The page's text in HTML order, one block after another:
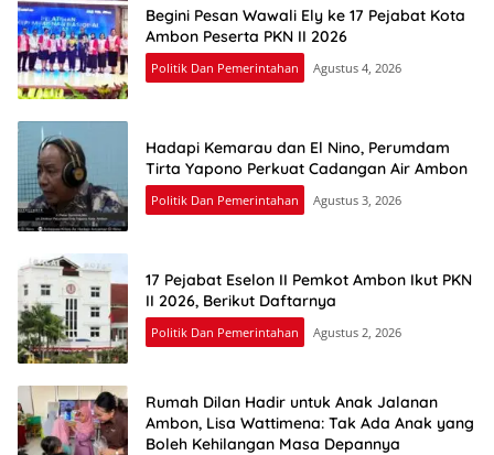
Begini Pesan Wawali Ely ke 17 Pejabat Kota
Ambon Peserta PKN II 2026
Politik Dan Pemerintahan Agustus 4, 2026
Hadapi Kemarau dan El Nino, Perumdam
Tirta Yapono Perkuat Cadangan Air Ambon
Politik Dan Pemerintahan Agustus 3, 2026
17 Pejabat Eselon II Pemkot Ambon Ikut PKN
II 2026, Berikut Daftarnya
Politik Dan Pemerintahan Agustus 2, 2026
Rumah Dilan Hadir untuk Anak Jalanan
Ambon, Lisa Wattimena: Tak Ada Anak yang
Boleh Kehilangan Masa Depannya